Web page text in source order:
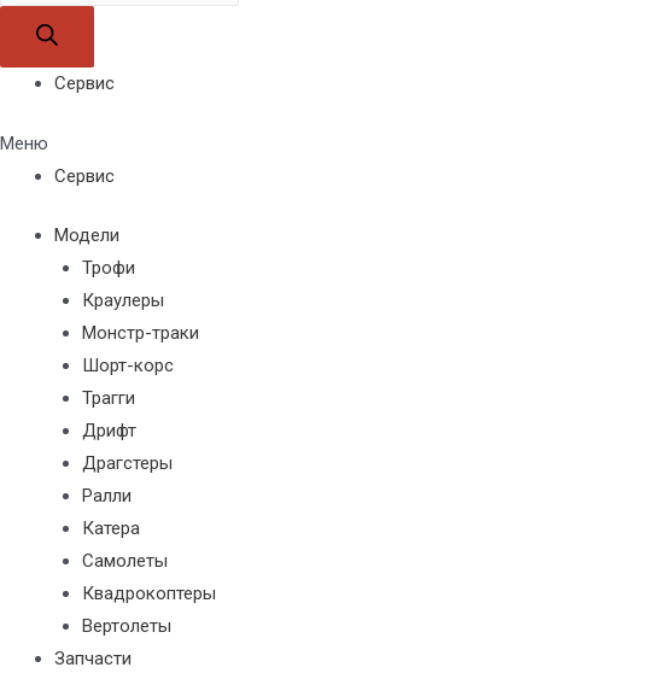
Сервис
Меню
Сервис
Модели
Трофи
Краулеры
Монстр-траки
Шорт-корс
Трагги
Дрифт
Драгстеры
Ралли
Катера
Самолеты
Квадрокоптеры
Вертолеты
Запчасти